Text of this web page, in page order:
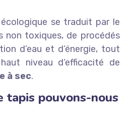
se traduit par le
non toxiques, de procédés
d’eau et d’énergie, tout
niveau d’efficacité de
à sec.
tapis pouvons-nous